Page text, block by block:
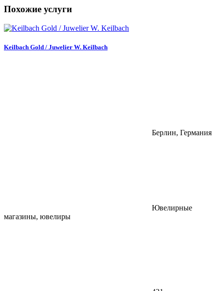
Похожие услуги
Keilbach Gold / Juwelier W. Keilbach
Берлин, Германия
Ювелирные
магазины, ювелиры